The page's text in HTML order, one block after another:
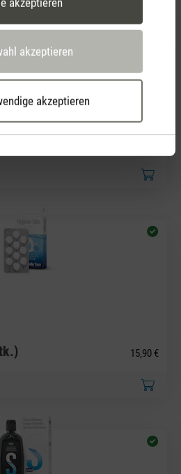
akzeptieren
akzeptieren
5 von 5 Sternen
15,90 €